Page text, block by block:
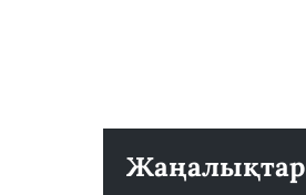
Жаңалықтар